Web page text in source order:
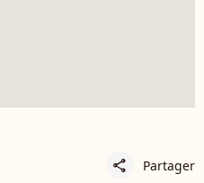
share Partager